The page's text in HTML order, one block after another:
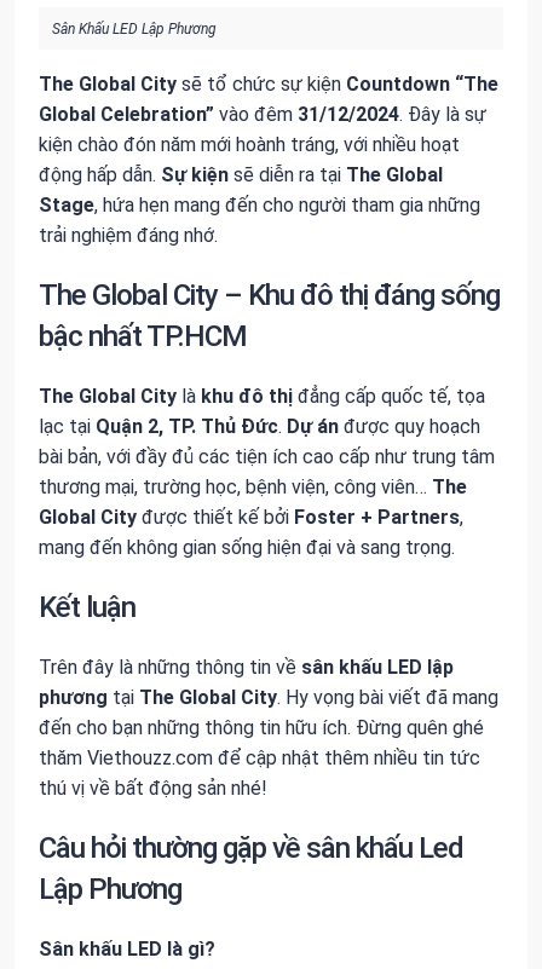
Sân Khấu LED Lập Phương
The Global City sẽ tổ chức sự kiện Countdown “The
Global Celebration” vào đêm 31/12/2024. Đây là sự
kiện chào đón năm mới hoành tráng, với nhiều hoạt
động hấp dẫn. Sự kiện sẽ diễn ra tại The Global
Stage, hứa hẹn mang đến cho người tham gia những
trải nghiệm đáng nhớ.
The Global City – Khu đô thị đáng sống
bậc nhất TP.HCM
The Global City là khu đô thị đẳng cấp quốc tế, tọa
lạc tại Quận 2, TP. Thủ Đức. Dự án được quy hoạch
bài bản, với đầy đủ các tiện ích cao cấp như trung tâm
thương mại, trường học, bệnh viện, công viên… The
Global City được thiết kế bởi Foster + Partners,
mang đến không gian sống hiện đại và sang trọng.
Kết luận
Trên đây là những thông tin về sân khấu LED lập
phương tại The Global City. Hy vọng bài viết đã mang
đến cho bạn những thông tin hữu ích. Đừng quên ghé
thăm Viethouzz.com để cập nhật thêm nhiều tin tức
thú vị về bất động sản nhé!
Câu hỏi thường gặp về sân khấu Led
Lập Phương
Sân khấu LED là gì?